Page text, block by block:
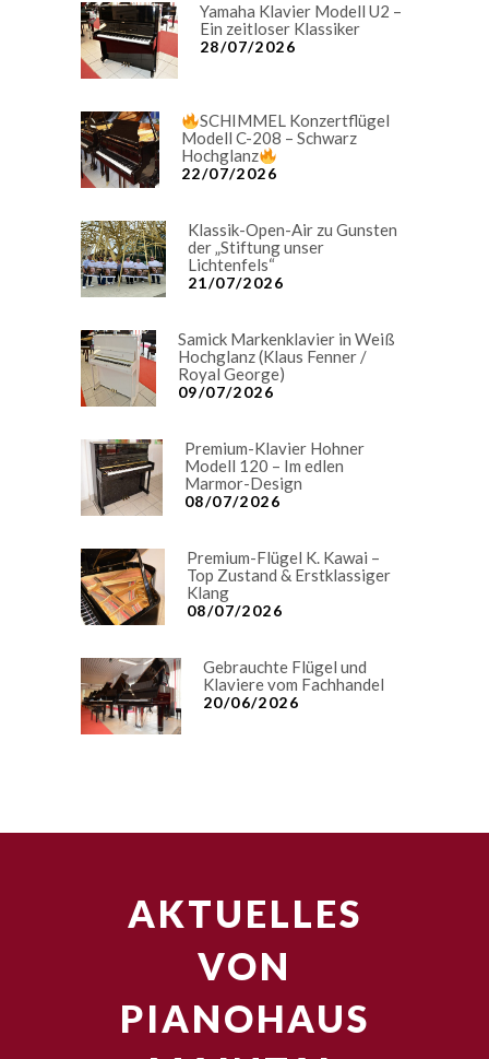
Yamaha Klavier Modell U2 –
Ein zeitloser Klassiker
28/07/2026
SCHIMMEL Konzertflügel
Modell C-208 – Schwarz
Hochglanz
22/07/2026
Klassik-Open-Air zu Gunsten
der „Stiftung unser
Lichtenfels“
21/07/2026
Samick Markenklavier in Weiß
Hochglanz (Klaus Fenner /
Royal George)
09/07/2026
Premium-Klavier Hohner
Modell 120 – Im edlen
Marmor-Design
08/07/2026
Premium-Flügel K. Kawai –
Top Zustand & Erstklassiger
Klang
08/07/2026
Gebrauchte Flügel und
Klaviere vom Fachhandel
20/06/2026
AKTUELLES
VON
PIANOHAUS